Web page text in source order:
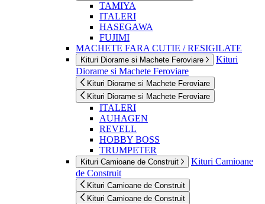
TAMIYA
ITALERI
HASEGAWA
FUJIMI
MACHETE FARA CUTIE / RESIGILATE
Kituri Diorame si Machete Feroviare
Kituri
Diorame si Machete Feroviare
Kituri Diorame si Machete Feroviare
Kituri Diorame si Machete Feroviare
ITALERI
AUHAGEN
REVELL
HOBBY BOSS
TRUMPETER
Kituri Camioane de Construit
Kituri Camioane
de Construit
Kituri Camioane de Construit
Kituri Camioane de Construit